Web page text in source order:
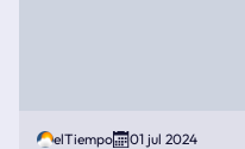
elTiempo 01 jul 2024